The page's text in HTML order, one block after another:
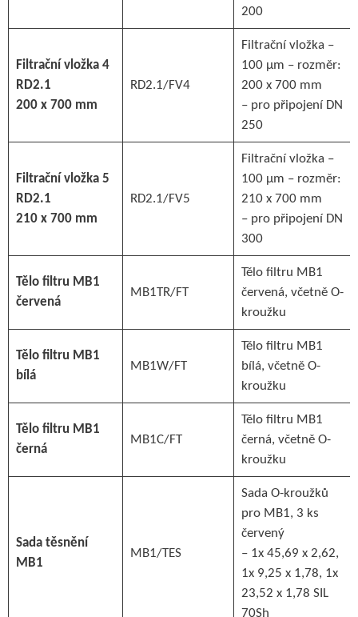
200
Filtrační vložka 4
RD2.1
200 x 700 mm
RD2.1/FV4
Filtrační vložka –
100 µm – rozměr:
200 x 700 mm
– pro připojení DN
250
Filtrační vložka 5
RD2.1
210 x 700 mm
RD2.1/FV5
Filtrační vložka –
100 µm – rozměr:
210 x 700 mm
– pro připojení DN
300
Tělo filtru MB1
červená
MB1TR/FT
Tělo filtru MB1
červená, včetně O-
kroužku
Tělo filtru MB1
bílá
MB1W/FT
Tělo filtru MB1
bílá, včetně O-
kroužku
Tělo filtru MB1
černá
MB1C/FT
Tělo filtru MB1
černá, včetně O-
kroužku
Sada těsnění
MB1
MB1/TES
Sada O-kroužků
pro MB1, 3 ks
červený
– 1x 45,69 x 2,62,
1x 9,25 x 1,78, 1x
23,52 x 1,78 SIL
70Sh